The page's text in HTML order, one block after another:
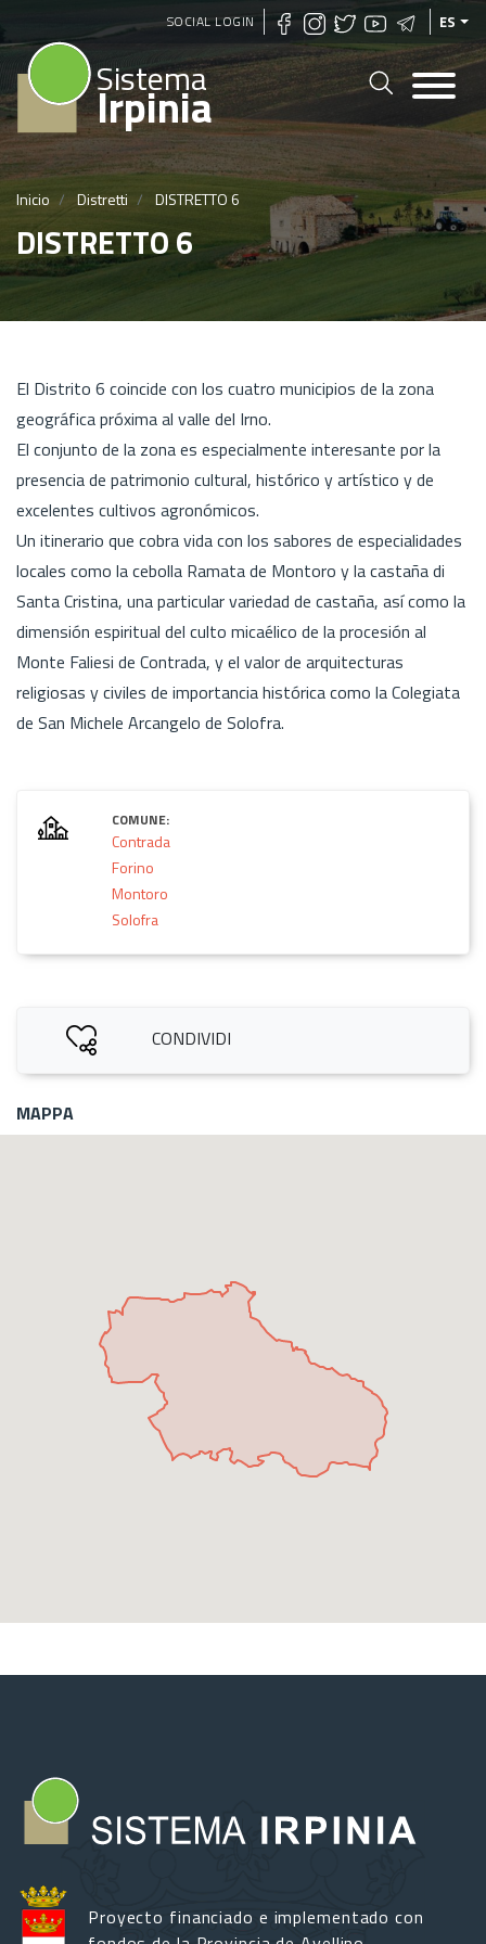
Pasar
al
contenido
principal
SOCIAL LOGIN ES
Sistema
Irpinia
Inicio Distretti DISTRETTO 6
DISTRETTO 6
El Distrito 6 coincide con los cuatro municipios de la zona
geográfica próxima al valle del Irno.
El conjunto de la zona es especialmente interesante por la
presencia de patrimonio cultural, histórico y artístico y de
excelentes cultivos agronómicos.
Un itinerario que cobra vida con los sabores de especialidades
locales como la cebolla Ramata de Montoro y la castaña di
Santa Cristina, una particular variedad de castaña, así como la
dimensión espiritual del culto micaélico de la procesión al
Monte Faliesi de Contrada, y el valor de arquitecturas
religiosas y civiles de importancia histórica como la Colegiata
de San Michele Arcangelo de Solofra.
COMUNE:
Contrada
Forino
Montoro
Solofra
CONDIVIDI
MAPPA
Proyecto financiado e implementado con